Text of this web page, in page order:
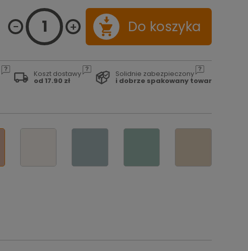
Do koszyka
Koszt dostawy
od 17.90 zł
Solidnie zabezpieczony
i dobrze spakowany towar